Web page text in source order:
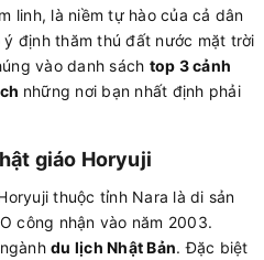
linh, là niềm tự hào của cả dân
định thăm thú đất nước mặt trời
vào danh sách top 3 cảnh
những nơi bạn nhất định phải
giáo Horyuji
thuộc tỉnh Nara là di sản
công nhận vào năm 2003.
du lịch Nhật Bản. Đặc biệt